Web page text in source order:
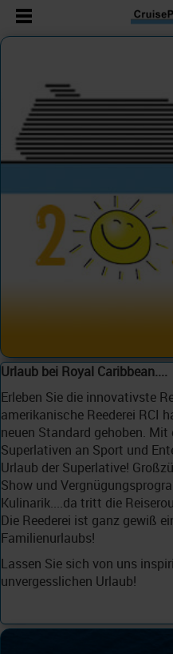
Urlaub bei Royal Caribbean....
Erleben Sie die innovativste
amerikanische Reederei RCI
neuen Standard gehoben.
Superlativen an Sport und
Urlaub der Superlative!
Show und
Kulinarik....da tritt die
Die Reederei ist ganz gewiß
Familienurlaubs!
Lassen Sie sich von uns
unvergesslichen Urlaub!